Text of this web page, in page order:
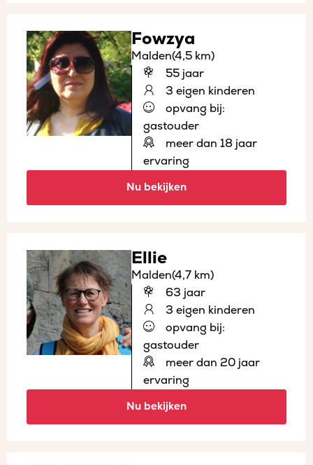
Fowzya
Malden(4,5 km)
55 jaar
3 eigen kinderen
opvang bij:
gastouder
meer dan 18 jaar
ervaring
Nu bekijken
Ellie
Malden(4,7 km)
63 jaar
3 eigen kinderen
opvang bij:
gastouder
meer dan 20 jaar
ervaring
Nu bekijken